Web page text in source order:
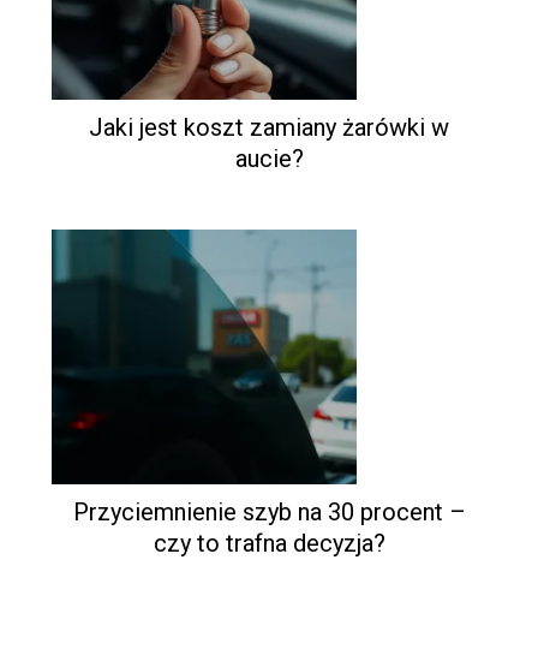
Jaki jest koszt zamiany żarówki w
aucie?
Przyciemnienie szyb na 30 procent –
czy to trafna decyzja?